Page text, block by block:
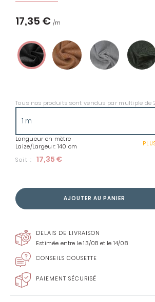
17,35 €
Tous nos produits sont vendus par multiple de
Longueur en mètre
Laize/Largeur: 140 cm
Soit : 17,35 €
AJOUTER AU PANIER
DELAIS DE LIVRAISON
Estimée entre le 13/08 et le 14/08
CONSEILS COUSETTE
PAIEMENT SÉCURISÉ